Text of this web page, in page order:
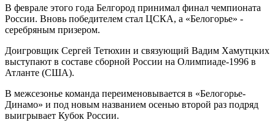
В феврале этого года Белгород принимал финал чемпионата
России. Вновь победителем стал ЦСКА, а «Белогорье» -
серебряным призером.
Доигровщик Сергей Тетюхин и связующий Вадим Хамутцких
выступают в составе сборной России на Олимпиаде-1996 в
Атланте (США).
В межсезонье команда переименовывается в «Белогорье-
Динамо» и под новым названием осенью второй раз подряд
выигрывает Кубок России.